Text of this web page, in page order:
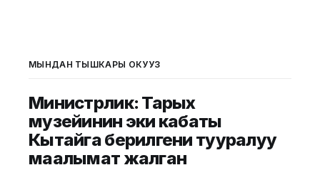
МЫНДАН ТЫШКАРЫ ОКУҢУЗ
Министрлик: Тарых
музейинин эки кабаты
Кытайга берилгени тууралуу
маалымат жалган